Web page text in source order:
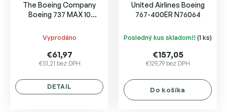
The Boeing Company
Boeing 737 MAX 10
Vyprodáno
€51,21 bez DPH
€61,97
DETAIL
United Airlines Boeing
767-400ER N76064
Posledný kus skladom!! (1 ks)
€129,79 bez DPH
€157,05
Do košíka